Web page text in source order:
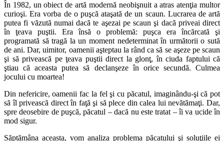
În 1982, un obiect de artă modernă neobişnuit a atras atenţia multor
curioşi. Era vorba de o puşcă ataşată de un scaun. Lucrarea de artă
putea fi văzută numai dacă te aşezai pe scaun şi dacă priveai direct
în ţeava puştii. Era însă o problemă: puşca era încărcată şi
programată să tragă la un moment nedeterminat în următorii o sută
de ani. Dar, uimitor, oamenii aşteptau la rând ca să se aşeze pe scaun
şi să privească pe ţeava puştii direct la glonţ, în ciuda faptului că
ştiau că aceasta putea să declanşeze în orice secundă. Culmea
jocului cu moartea!
Din nefericire, oamenii fac la fel şi cu păcatul, imaginându-şi că pot
să îl privească direct în faţă şi să plece din calea lui nevătămaţi. Dar,
spre deosebire de puşcă, păcatul – dacă nu este tratat – îi va ucide în
mod sigur.
Săptămâna aceasta, vom analiza problema păcatului şi soluţiile ei